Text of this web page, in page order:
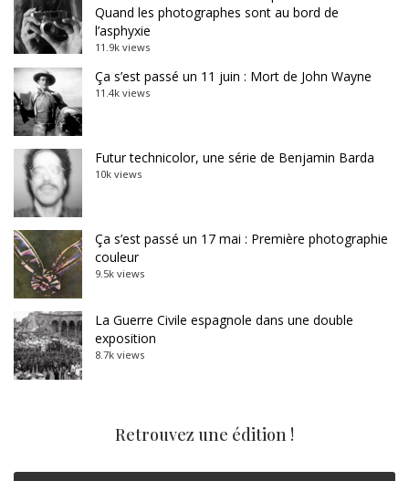
Quand les photographes sont au bord de
l’asphyxie
11.9k views
Ça s’est passé un 11 juin : Mort de John Wayne
11.4k views
Futur technicolor, une série de Benjamin Barda
10k views
Ça s’est passé un 17 mai : Première photographie
couleur
9.5k views
La Guerre Civile espagnole dans une double
exposition
8.7k views
Retrouvez une édition !